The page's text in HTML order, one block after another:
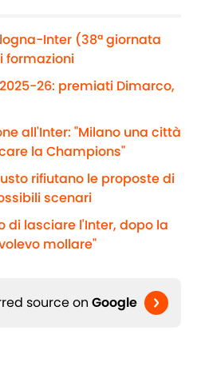
Inter (38ª giornata
formazioni
26: premiati Dimarco,
all'Inter: "Milano una città
la Champions"
rifiutano le proposte di
scenari
di lasciare l'Inter, dopo la
mollare"
source on Google